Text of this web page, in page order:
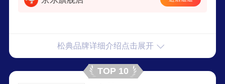
松典品牌详细介绍点击展开
TOP 10